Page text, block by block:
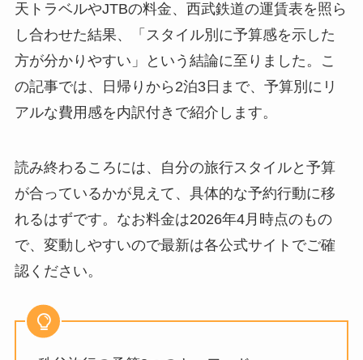
天トラベルやJTBの料金、西武鉄道の運賃表を照ら
し合わせた結果、「スタイル別に予算感を示した
方が分かりやすい」という結論に至りました。こ
の記事では、日帰りから2泊3日まで、予算別にリ
アルな費用感を内訳付きで紹介します。
読み終わるころには、自分の旅行スタイルと予算
が合っているかが見えて、具体的な予約行動に移
れるはずです。なお料金は2026年4月時点のもの
で、変動しやすいので最新は各公式サイトでご確
認ください。